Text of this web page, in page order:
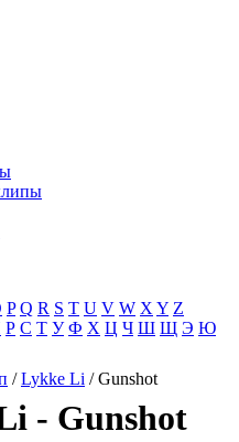
P Q R S T U V W X Y Z
Р С Т У Ф Х Ц Ч Ш Щ Э Ю
/Lykke Li / Gunshot
- Gunshot